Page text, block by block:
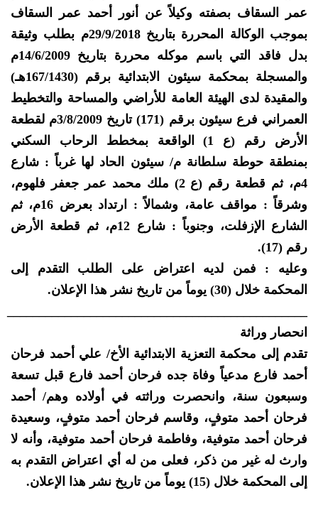
عمر السقاف بصفته وكيلاً عن أنور أحمد عمر السقاف
بموجب الوكالة المحررة بتاريخ 29/9/2018م بطلب وثيقة
بدل فاقد التي باسم موكله محررة بتاريخ 14/6/2009م
والمسجلة بمحكمة سيئون الابتدائية برقم (167/1430هـ)
والمقيدة لدى الهيئة العامة للأراضي والمساحة والتخطيط
العمراني فرع سيئون برقم (171) تاريخ 3/8/2009م لقطعة
الأرض رقم (ع 1) الواقعة بمخطط الرحاب السكني
بمنطقة حوطة سلطانة م/ سيئون الحاد لها غرباً : شارع
4م، ثم قطعة رقم (ع 2) ملك محمد عمر جعفر فلهوم،
وشرقاً : مواقف عامة، وشمالاً : ارتداد بعرض 16م، ثم
الشارع الإزفلت، وجنوباً : شارع 12م، ثم قطعة الأرض
رقم (17).
وعليه : فمن لديه اعتراض على الطلب التقدم إلى
المحكمة خلال (30) يوماً من تاريخ نشر هذا الإعلان.
انحصار وراثة
تقدم إلى محكمة التعزية الابتدائية الأخ/ علي أحمد فرحان
أحمد فارع مدعياً وفاة جده فرحان أحمد فارع قبل تسعة
وسبعون سنة، وانحصرت وراثته في أولاده وهم/ أحمد
فرحان أحمد متوفٍ، وقاسم فرحان أحمد متوفٍ، وسعيدة
فرحان أحمد متوفية، وفاطمة فرحان أحمد متوفية، وأنه لا
وارث له غير من ذكر، فعلى من له أي اعتراض التقدم به
إلى المحكمة خلال (15) يوماً من تاريخ نشر هذا الإعلان.